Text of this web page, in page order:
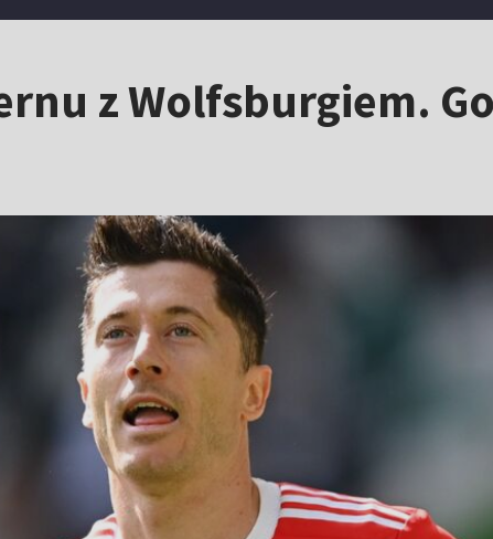
z Wolfsburgiem.